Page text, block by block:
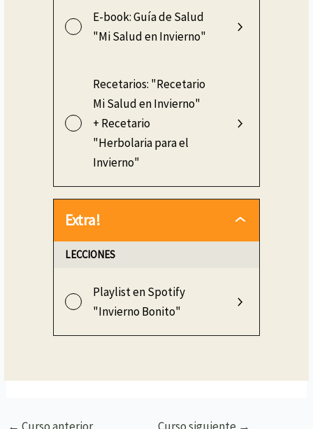
E-book: Guía de Salud
"Mi Salud en Invierno"
Recetarios: "Recetario
Mi Salud en Invierno"
+ Recetario
"Herbolaria para el
Invierno"
Extra!
LECCIONES
Playlist en Spotify
"Invierno Bonito"